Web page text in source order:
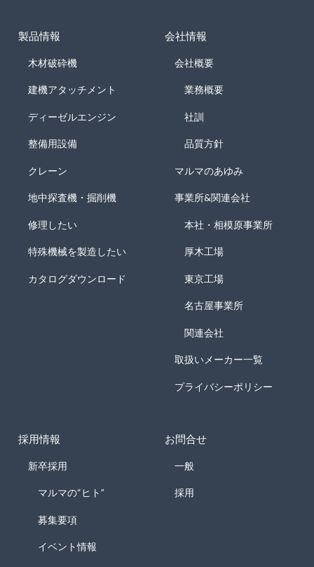
製品情報
木材破砕機
建機アタッチメント
ディーゼルエンジン
整備用設備
クレーン
地中探査機・掘削機
修理したい
特殊機械を製造したい
カタログダウンロード
会社情報
会社概要
業務概要
社訓
品質方針
マルマのあゆみ
事業所&関連会社
本社・相模原事業所
厚木工場
東京工場
名古屋事業所
関連会社
取扱いメーカー一覧
プライバシーポリシー
採用情報
新卒採用
マルマの“ヒト”
募集要項
イベント情報
お問合せ
一般
採用